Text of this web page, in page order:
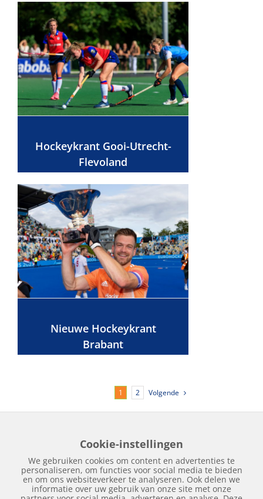
Hockeykrant Gooi-Utrecht-
Flevoland
Nieuwe Hockeykrant
Brabant
1 2 Volgende
Over Hockeykrant Adverteren
Nieuws
Archief
Cookie-instellingen
We gebruiken cookies om content en advertenties te
personaliseren, om functies voor social media te bieden
en om ons websiteverkeer te analyseren. Ook delen we
informatie over uw gebruik van onze site met onze